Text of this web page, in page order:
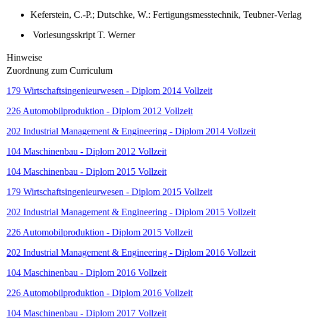
Keferstein, C.-P.; Dutschke, W.: Fertigungsmesstechnik, Teubner-Verlag
Vorlesungsskript T. Werner
Hinweise
Zuordnung zum Curriculum
179 Wirtschaftsingenieurwesen - Diplom 2014 Vollzeit
226 Automobilproduktion - Diplom 2012 Vollzeit
202 Industrial Management & Engineering - Diplom 2014 Vollzeit
104 Maschinenbau - Diplom 2012 Vollzeit
104 Maschinenbau - Diplom 2015 Vollzeit
179 Wirtschaftsingenieurwesen - Diplom 2015 Vollzeit
202 Industrial Management & Engineering - Diplom 2015 Vollzeit
226 Automobilproduktion - Diplom 2015 Vollzeit
202 Industrial Management & Engineering - Diplom 2016 Vollzeit
104 Maschinenbau - Diplom 2016 Vollzeit
226 Automobilproduktion - Diplom 2016 Vollzeit
104 Maschinenbau - Diplom 2017 Vollzeit